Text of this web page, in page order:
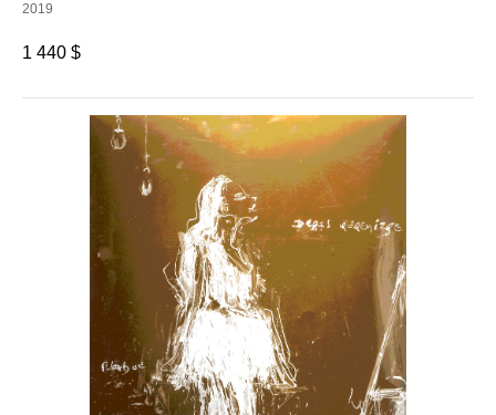
2019
1 440 $